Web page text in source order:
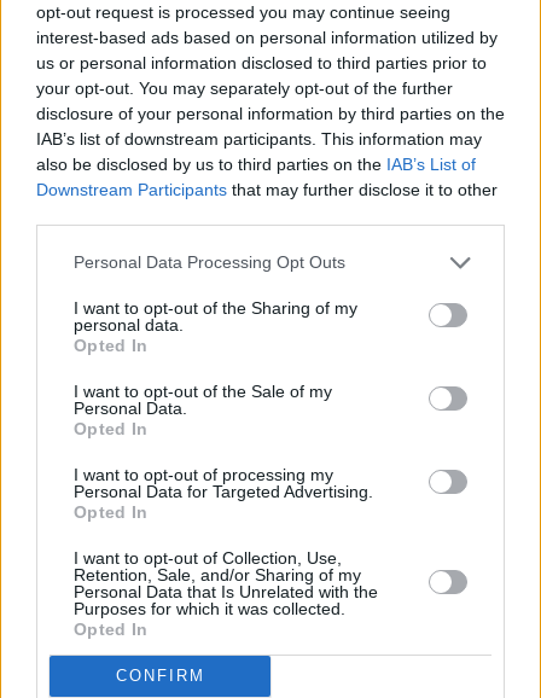
opt-out request is processed you may continue seeing
interest-based ads based on personal information utilized by
us or personal information disclosed to third parties prior to
your opt-out. You may separately opt-out of the further
disclosure of your personal information by third parties on the
IAB’s list of downstream participants. This information may
also be disclosed by us to third parties on the IAB’s List of
Downstream Participants that may further disclose it to other
Personal Data Processing Opt Outs
I want to opt-out of the Sharing of my
personal data.
Opted In
I want to opt-out of the Sale of my
Personal Data.
Opted In
I want to opt-out of processing my
Personal Data for Targeted Advertising.
Opted In
I want to opt-out of Collection, Use,
Retention, Sale, and/or Sharing of my
Personal Data that Is Unrelated with the
Purposes for which it was collected.
Opted In
CONFIRM
Σάμος: 13 συλλήψεις μελών δύο συμμοριών
ναρκωτικών
ΕΙΔΗΣΕΙΣ ΣΗΜΕΡΑ